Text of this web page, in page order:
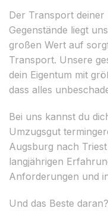
Der Transport
Gegenstände liegt
großen Wert auf
Transport. Unsere
dein Eigentum mit
dass alles
Bei uns kannst du
Umzugsgut
Augsburg nach
langjährigen
Anforderungen und
Und das Beste